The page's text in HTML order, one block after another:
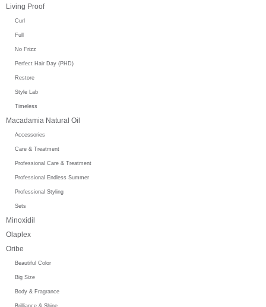
Living Proof
Curl
Full
No Frizz
Perfect Hair Day (PHD)
Restore
Style Lab
Timeless
Macadamia Natural Oil
Accessories
Care & Treatment
Professional Care & Treatment
Professional Endless Summer
Professional Styling
Sets
Minoxidil
Olaplex
Oribe
Beautiful Color
Big Size
Body & Fragrance
Brilliance & Shine